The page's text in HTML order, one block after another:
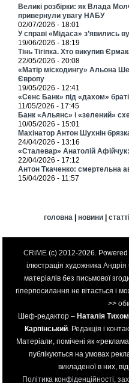
Великі розбірки: як Влада
привернули увагу НАБУ
02/07/2026 - 18:01
У справі «Мідаса» з’явились
19/06/2026 - 18:19
Тінь Тігіпка. Хто викупив
22/05/2026 - 20:08
«Матір міскодингу» Альона
Європу
19/05/2026 - 12:41
«Сенс Банк» під «дахом»
11/05/2026 - 17:45
Банк «Альянс» і «зелений»
10/05/2026 - 15:01
Махінатор Антон Шухнін
24/04/2026 - 13:16
«Сталевар» Анатолій
22/04/2026 - 17:12
Антон Ткаченко: смертельна
15/04/2026 - 11:57
головна | новини| статті
CRiME (c) 2012-2026. Powered
ілюстрація художника
матеріалів без письмової
гіперпосилання не вітається і
>>
Шеф-редактор – Наталія
Карпінський . Редакція і
Матеріали, помічені як
публікуються на умовах
викладеної в них,
Політика конфіденційності,